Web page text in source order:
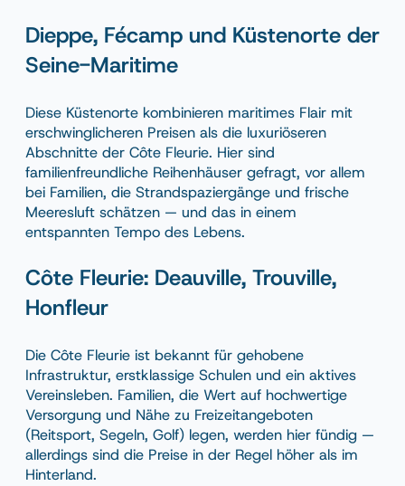
Dieppe, Fécamp und Küstenorte der
Seine-Maritime
Diese Küstenorte kombinieren maritimes Flair mit
erschwinglicheren Preisen als die luxuriöseren
Abschnitte der Côte Fleurie. Hier sind
familienfreundliche Reihenhäuser gefragt, vor allem
bei Familien, die Strandspaziergänge und frische
Meeresluft schätzen — und das in einem
entspannten Tempo des Lebens.
Côte Fleurie: Deauville, Trouville,
Honfleur
Die Côte Fleurie ist bekannt für gehobene
Infrastruktur, erstklassige Schulen und ein aktives
Vereinsleben. Familien, die Wert auf hochwertige
Versorgung und Nähe zu Freizeitangeboten
(Reitsport, Segeln, Golf) legen, werden hier fündig —
allerdings sind die Preise in der Regel höher als im
Hinterland.